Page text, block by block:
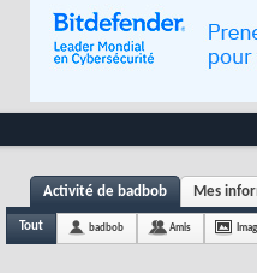
Activité de badbob Mes
Tout badbob Amis